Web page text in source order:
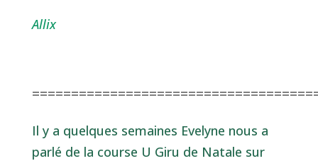
Allix
Il y a quelques semaines Evelyne nous a
parlé de la course U Giru de Natale sur